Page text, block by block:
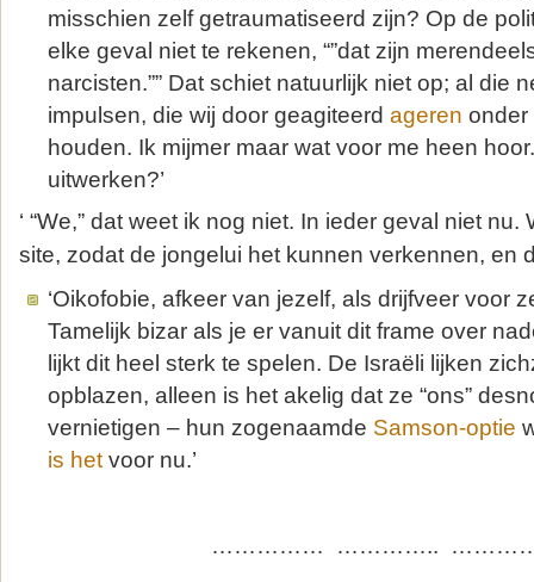
misschien zelf getraumatiseerd zijn? Op de
elke geval niet te rekenen, “”dat zijn
narcisten.”” Dat schiet natuurlijk niet op; al die
impulsen, die wij door geagiteerd ageren onder
houden. Ik mijmer maar wat voor me heen
uitwerken?’
‘ “We,” dat weet ik nog niet. In ieder geval niet
site, zodat de jongelui het kunnen verkennen, en
‘Oikofobie, afkeer van jezelf, als drijfveer voor
Tamelijk bizar als je er vanuit dit frame over
lijkt dit heel sterk te spelen. De Israëli lijken
opblazen, alleen is het akelig dat ze “ons”
vernietigen – hun zogenaamde Samson-optie
is het voor nu.’
…………… …………..